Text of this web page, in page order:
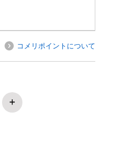
コメリポイントについて